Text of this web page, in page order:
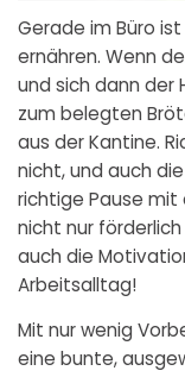
Gerade im Büro
ernähren. Wenn
und sich dann der
zum belegten
aus der Kantine.
nicht, und auch
richtige Pause
nicht nur
auch die
Arbeitsalltag!
Mit nur wenig
eine bunte,